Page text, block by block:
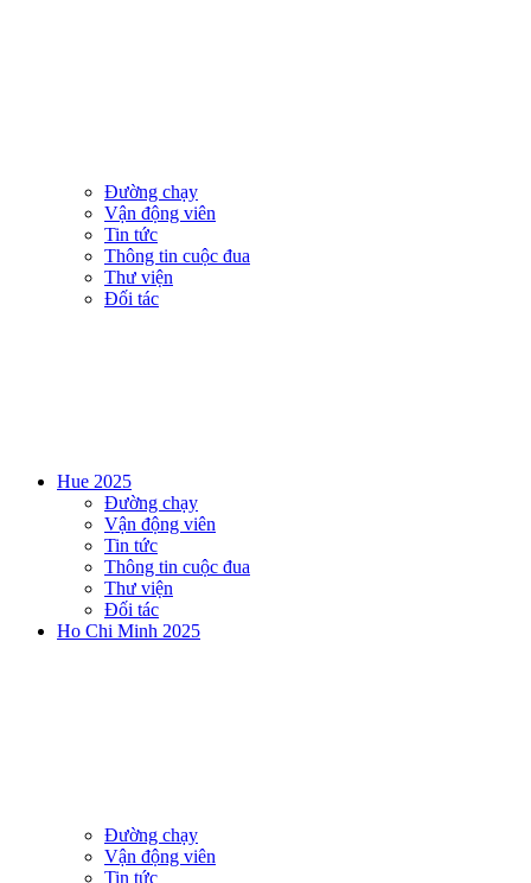
Đường chạy
Vận động viên
Tin tức
Thông tin cuộc đua
Thư viện
Đối tác
Hue 2025
Đường chạy
Vận động viên
Tin tức
Thông tin cuộc đua
Thư viện
Đối tác
Ho Chi Minh 2025
Đường chạy
Vận động viên
Tin tức